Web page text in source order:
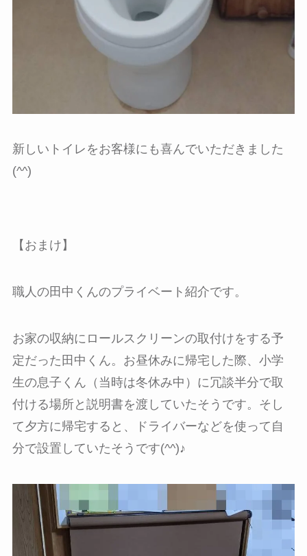
新しいトイレをお客様にも喜んでいただきました
(^^)
【おまけ】
職人の田中くんのプライベート紹介です。
お家の収納にロールスクリーンの取付けをする予
定だった田中くん。お昼休みに帰宅した際、小学
生の息子くん（当時は冬休み中）に冗談半分で取
付ける場所と説明書を渡していたそうです。そし
て夕方に帰宅すると、ドライバーなどを使って自
分で設置していたそうです(^^)♪